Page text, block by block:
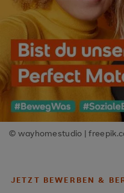
© wayhomestudio |
JETZT BEWERBEN &